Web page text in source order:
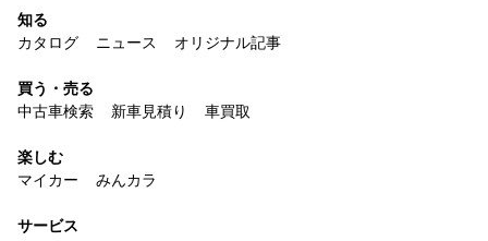
知る
カタログ
ニュース オリジナル記事
買う・売る
中古車検索
新車見積り 車買取
楽しむ
マイカー
みんカラ
サービス